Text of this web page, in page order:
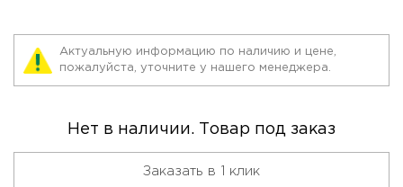
Актуальную информацию по наличию и цене,
пожалуйста, уточните у нашего менеджера.
Нет в наличии. Товар под заказ
Заказать в 1 клик